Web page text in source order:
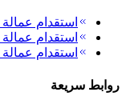
استقدام
استقدام
استقدام
روابط سريعة